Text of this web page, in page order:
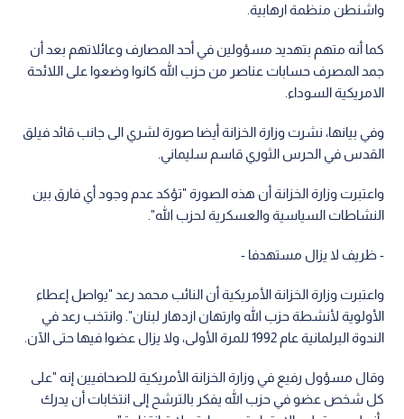
واشنطن منظمة ارهابية.
كما أنه متهم بتهديد مسؤولين في أحد المصارف وعائلاتهم بعد أن
جمد المصرف حسابات عناصر من حزب الله كانوا وضعوا على اللائحة
الامريكية السوداء.
وفي بيانها، نشرت وزارة الخزانة أيضا صورة لشري الى جانب قائد فيلق
القدس في الحرس الثوري قاسم سليماني.
واعتبرت وزارة الخزانة أن هذه الصورة "تؤكد عدم وجود أي فارق بين
النشاطات السياسية والعسكرية لحزب الله".
- ظريف لا يزال مستهدفا -
واعتبرت وزارة الخزانة الأمريكية أن النائب محمد رعد "يواصل إعطاء
الأولوية لأنشطة حزب الله وارتهان ازدهار لبنان". وانتخب رعد في
الندوة البرلمانية عام 1992 للمرة الأولى، ولا يزال عضوا فيها حتى الآن.
وقال مسؤول رفيع في وزارة الخزانة الأمريكية للصحافيين إنه "على
كل شخص عضو في حزب الله يفكر بالترشح إلى انتخابات أن يدرك